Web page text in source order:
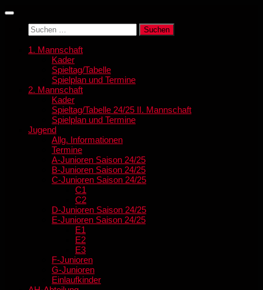
Zum
springenSuchen
nach:
1. Mannschaft
Kader
Spieltag/Tabelle
Spielplan und Termine
2. Mannschaft
Kader
Spieltag/Tabelle 24/25 II. Mannschaft
Spielplan und Termine
Jugend
Allg. Informationen
Termine
A-Junioren Saison 24/25
B-Junioren Saison 24/25
C-Junioren Saison 24/25
C1
C2
D-Junioren Saison 24/25
E-Junioren Saison 24/25
E1
E2
E3
F-Junioren
G-Junioren
Einlaufkinder